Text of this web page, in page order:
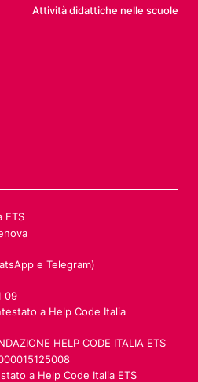
Attività didattiche nelle scuole
ETS
e Telegram)
09
a Help Code Italia
HELP CODE ITALIA ETS
a Help Code Italia ETS